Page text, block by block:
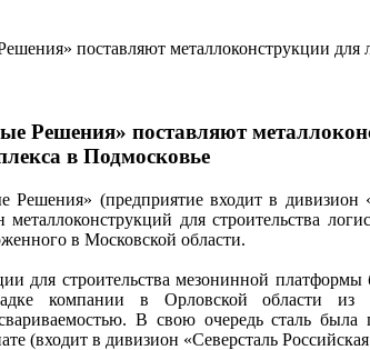
Решения» поставляют
в Подмосковье
Решения» (предприятие входит в дивизион
для строительства
в Московской области.
для строительства мезонинной
компании в Орловской области из
В свою очередь сталь была
(входит в дивизион «Северсталь Российская